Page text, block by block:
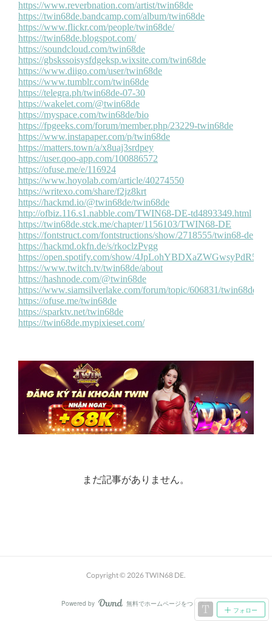
まだ記事がありません。
フォロー
Copyright © 2026TWIN68 DE.
Powered by AmebaOwnd
無料でホームページをつくろう